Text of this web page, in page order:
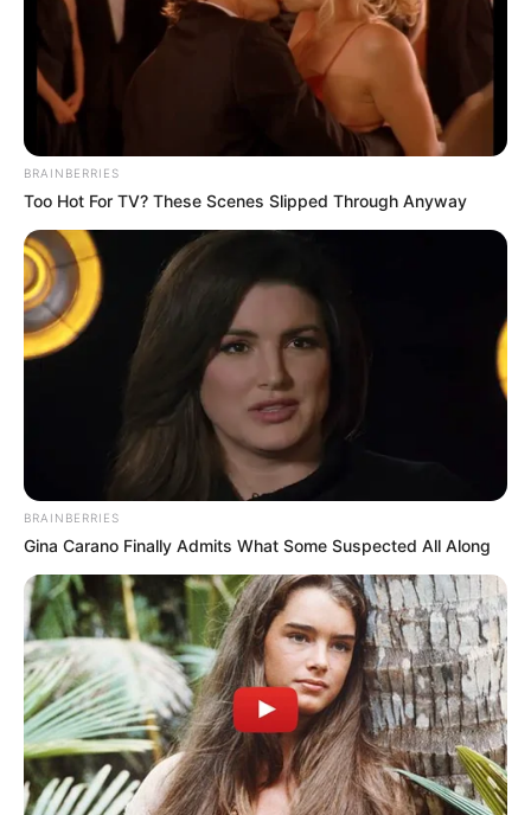
Magyar Pétert durván megverték! Döbbenetes
információk láttak napvilágot, nem akárkitől! Ki mit
gondol? Kinek lehet igaza? Nem szerettem volna
megnézni, mert lelkileg borzasztó nehéz megélni,
amikor az ember volt szerelmét, gyermekei anyját
aljas politikai lejáratásra használja fel a
BRAINBERRIES
Too Hot For TV? These Scenes Slipped Through Anyway
BRAINBERRIES
Gina Carano Finally Admits What Some Suspected All Along